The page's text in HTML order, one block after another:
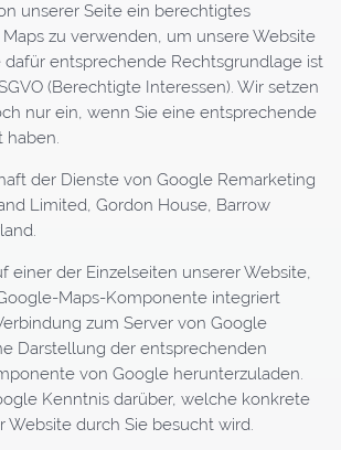
unserer Seite ein berechtigtes
zu verwenden, um unsere Website
dafür entsprechende Rechtsgrundlage ist
(Berechtigte Interessen). Wir setzen
nur ein, wenn Sie eine entsprechende
haben.
der Dienste von Google Remarketing
Limited, Gordon House, Barrow
einer der Einzelseiten unserer Website,
Maps-Komponente integriert
zum Server von Google
Darstellung der entsprechenden
von Google herunterzuladen.
Kenntnis darüber, welche konkrete
Website durch Sie besucht wird.